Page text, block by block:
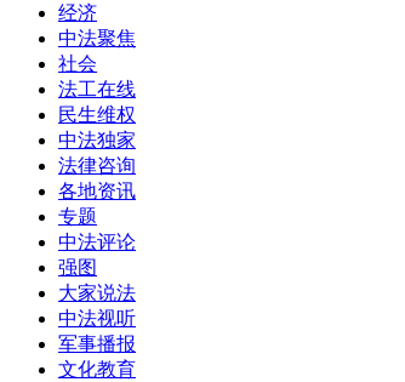
经济
中法聚焦
社会
法工在线
民生维权
中法独家
法律咨询
各地资讯
专题
中法评论
强图
大家说法
中法视听
军事播报
文化教育